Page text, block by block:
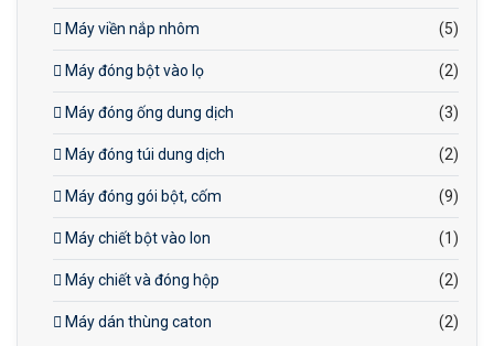
Máy viền nắp nhôm (5)
Máy đóng bột vào lọ (2)
Máy đóng ống dung dịch (3)
Máy đóng túi dung dịch (2)
Máy đóng gói bột, cốm (9)
Máy chiết bột vào lon (1)
Máy chiết và đóng hộp (2)
Máy dán thùng caton (2)